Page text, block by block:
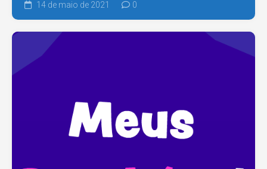
14 de maio de 2021 0